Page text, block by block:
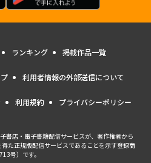
ランキング 掲載作品一覧
利用者情報の外部送信について
利用規約 プライバシーポリシー
書店・電子書籍配信サービスが、著作権者から
た正規版配信サービスであることを示す登録商
号）です。